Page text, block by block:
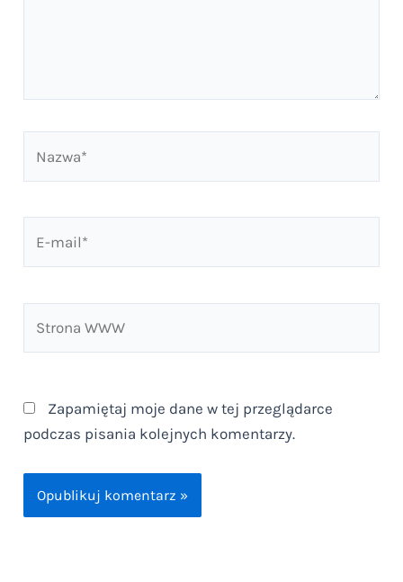
WWW
Zapamiętaj moje dane w tej przeglądarce
podczas pisania kolejnych komentarzy.